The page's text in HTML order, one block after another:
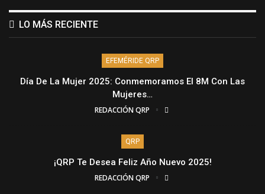
LO MÁS RECIENTE
EFEMÉRIDE QRP
Día De La Mujer 2025: Conmemoramos El 8M Con Las
Mujeres…
REDACCIÓN QRP
QRP
¡QRP Te Desea Feliz Año Nuevo 2025!
REDACCIÓN QRP